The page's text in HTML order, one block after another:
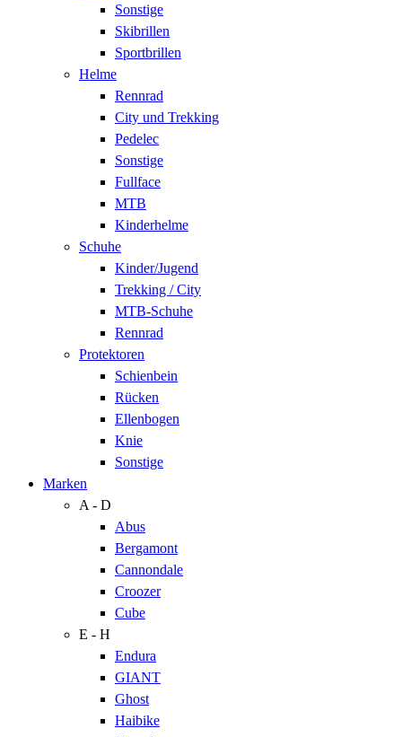
Sonstige
Skibrillen
Sportbrillen
Helme
Rennrad
City und Trekking
Pedelec
Sonstige
Fullface
MTB
Kinderhelme
Schuhe
Kinder/Jugend
Trekking / City
MTB-Schuhe
Rennrad
Protektoren
Schienbein
Rücken
Ellenbogen
Knie
Sonstige
Marken
A - D
Abus
Bergamont
Cannondale
Croozer
Cube
E - H
Endura
GIANT
Ghost
Haibike